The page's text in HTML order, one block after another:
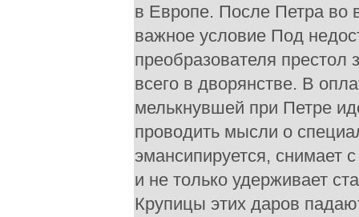
в Европе. После Петра во
важное условие Под
преобразователя
всего в дворянстве. В
мелькнувшей при Петре
проводить мысли о
эмансипируется, снимает
и не только удерживает
Крупицы этих даров